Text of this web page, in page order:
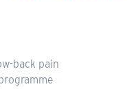
back pain